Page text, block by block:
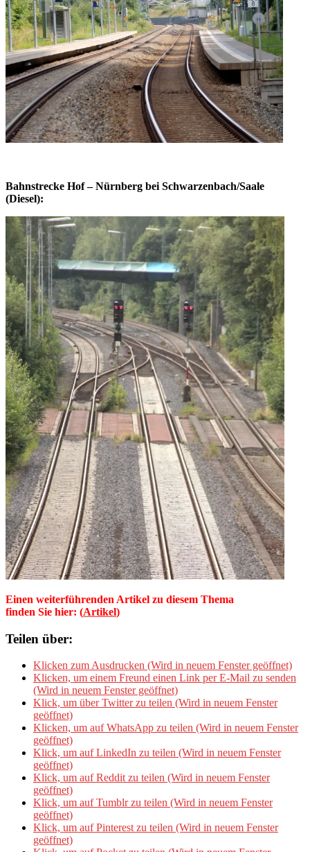
Bahnstrecke Hof – Nürnberg bei Schwarzenbach/Saale
(Diesel):
Einen weiterführenden Artikel zu diesem Thema
finden Sie hier: (Artikel)
Teilen über:
Klicken zum Ausdrucken (Wird in neuem Fenster geöffnet)
Klicken, um einem Freund einen Link per E-Mail zu senden
(Wird in neuem Fenster geöffnet)
Klick, um über Twitter zu teilen (Wird in neuem Fenster
geöffnet)
Klicken, um auf WhatsApp zu teilen (Wird in neuem Fenster
geöffnet)
Klick, um auf LinkedIn zu teilen (Wird in neuem Fenster
geöffnet)
Klick, um auf Reddit zu teilen (Wird in neuem Fenster
geöffnet)
Klick, um auf Tumblr zu teilen (Wird in neuem Fenster
geöffnet)
Klick, um auf Pinterest zu teilen (Wird in neuem Fenster
geöffnet)